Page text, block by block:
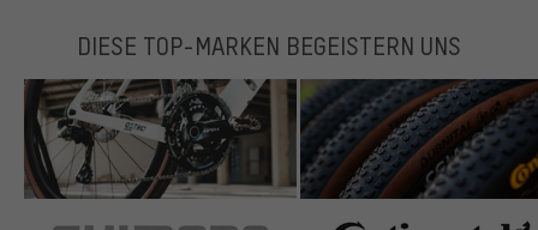
DIESE TOP-MARKEN BEGEISTERN UNS